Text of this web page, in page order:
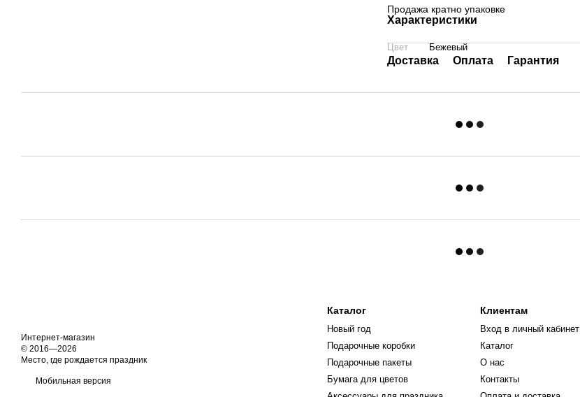
Продажа кратно упаковке
Характеристики
Цвет Бежевый
Доставка Оплата Гарантия
Интернет-магазин
© 2016—2026
Место, где рождается праздник
Мобильная версия
Каталог
Новый год
Подарочные коробки
Подарочные пакеты
Бумага для цветов
Клиентам
Вход в личный кабинет
Каталог
О нас
Контакты